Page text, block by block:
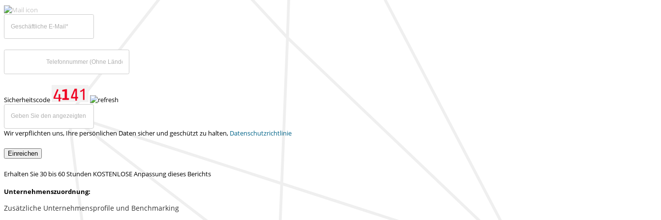
Sicherheitscode
Wir verpflichten uns, Ihre persönlichen Daten sicher und geschützt zu halten, Datenschutzrichtlinie
Einreichen
Erhalten Sie 30 bis 60 Stunden KOSTENLOSE Anpassung dieses Berichts
Unternehmenszuordnung:
Zusätzliche Unternehmensprofile und Benchmarking